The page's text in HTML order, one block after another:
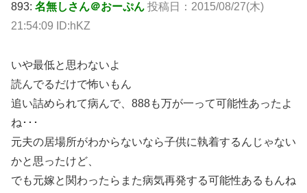
893: 名無しさん＠おーぷん 投稿日：2015/08/27(木)
21:54:09 ID:hKZ
いや最低と思わないよ
読んでるだけで怖いもん
追い詰められて病んで、888も万が一って可能性あったよ
ね･･･
元夫の居場所がわからないなら子供に執着するんじゃない
かと思ったけど、
でも元嫁と関わったらまた病気再発する可能性あるもんね